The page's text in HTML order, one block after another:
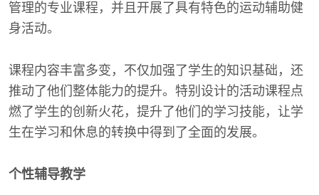
管理的专业课程，并且开展了具有特色的运动辅助健
身活动。
课程内容丰富多变，不仅加强了学生的知识基础，还
推动了他们整体能力的提升。特别设计的活动课程点
燃了学生的创新火花，提升了他们的学习技能，让学
生在学习和休息的转换中得到了全面的发展。
个性辅导教学